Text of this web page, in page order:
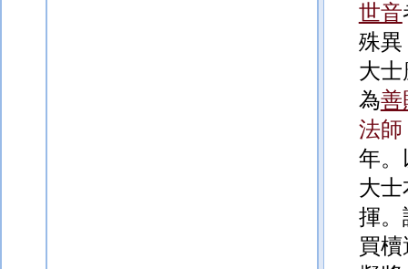
世音
殊異
大
為善
法師
年。
大
揮。
買